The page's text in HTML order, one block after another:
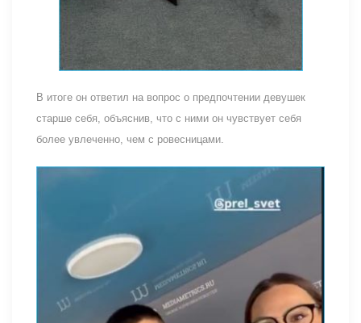
В итоге он ответил на вопрос о предпочтении девушек
старше себя, объяснив, что с ними он чувствует себя
более увлеченно, чем с ровесницами.